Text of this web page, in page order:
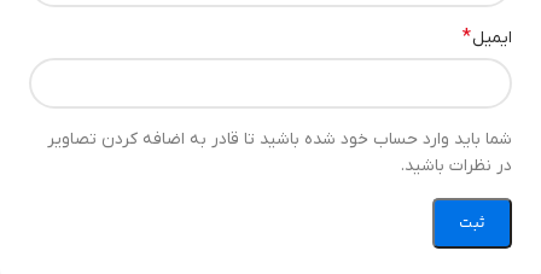
ایمیل*
شما باید وارد حساب خود شده باشید تا قادر به اضافه کردن تصاویر
در نظرات باشید.